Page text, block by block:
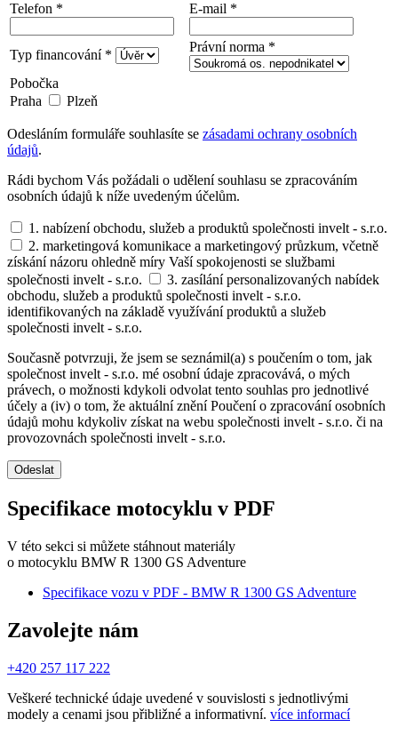
Telefon * E-mail *
Typ financování *
Právní norma *
Pobočka
Praha
Plzeň
Odesláním formuláře souhlasíte se zásadami ochrany osobních
údajů.
Rádi bychom Vás požádali o udělení souhlasu se zpracováním
osobních údajů k níže uvedeným účelům.
1. nabízení obchodu, služeb a produktů společnosti invelt - s.r.o.
2. marketingová komunikace a marketingový průzkum, včetně
získání názoru ohledně míry Vaší spokojenosti se službami
společnosti invelt - s.r.o.
3. zasílání personalizovaných nabídek
obchodu, služeb a produktů společnosti invelt - s.r.o.
identifikovaných na základě využívání produktů a služeb
společnosti invelt - s.r.o.
Současně potvrzuji, že jsem se seznámil(a) s poučením o tom, jak
společnost invelt - s.r.o. mé osobní údaje zpracovává, o mých
právech, o možnosti kdykoli odvolat tento souhlas pro jednotlivé
účely a (iv) o tom, že aktuální znění Poučení o zpracování osobních
údajů mohu kdykoliv získat na webu společnosti invelt - s.r.o. či na
provozovnách společnosti invelt - s.r.o.
Odeslat
Specifikace motocyklu v PDF
V této sekci si můžete stáhnout materiály
o motocyklu BMW R 1300 GS Adventure
Specifikace vozu v PDF - BMW R 1300 GS Adventure
Zavolejte nám
+420 257 117 222
Veškeré technické údaje uvedené v souvislosti s jednotlivými
modely a cenami jsou přibližné a informativní. více informací